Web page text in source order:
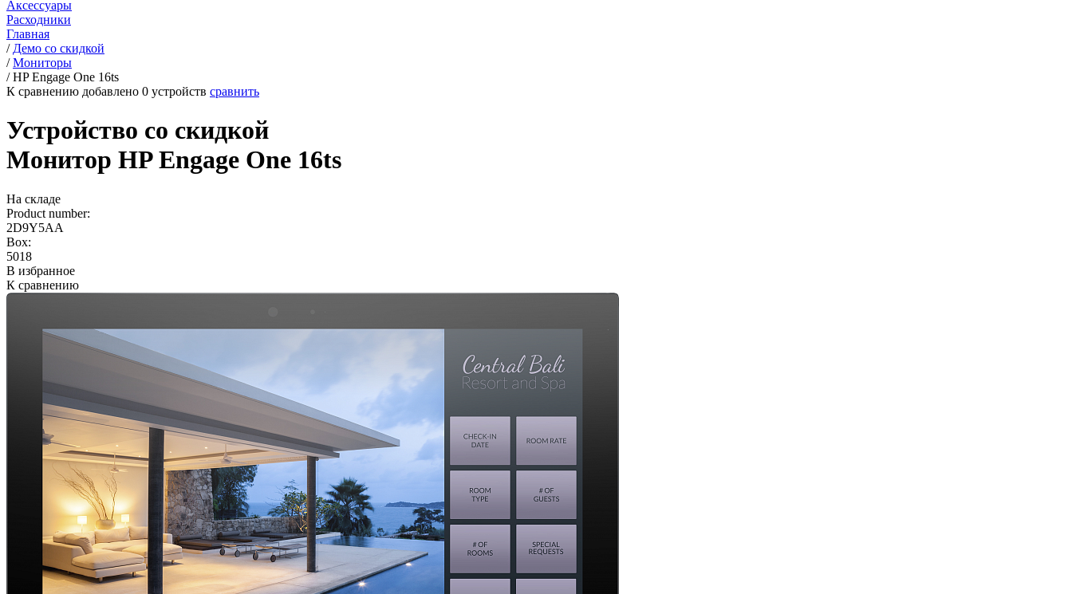
Аксессуары
Расходники
Главная
/ Демо со скидкой
/Мониторы
/HP Engage One 16ts
К сравнению добавлено 0 устройств сравнить
Устройство со скидкой
Монитор HP Engage One 16ts
На складе
Product number:
2D9Y5AA
Box:
5018
В избранное
К сравнению